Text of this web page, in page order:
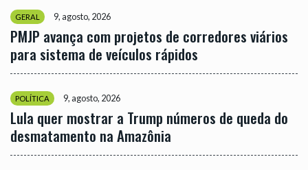
GERAL 9, agosto, 2026
PMJP avança com projetos de corredores viários
para sistema de veículos rápidos
POLÍTICA 9, agosto, 2026
Lula quer mostrar a Trump números de queda do
desmatamento na Amazônia